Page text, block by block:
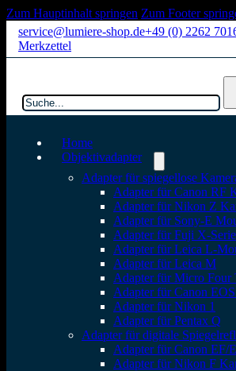
Zum Hauptinhalt springen Zum Footer
service@lumiere-shop.de+49 (0) 2262
Merkzettel
Home
Objektivadapter
Adapter für spiegellose
Adapter für Canon RF
Adapter für Nikon Z
Adapter für Sony-E
Adapter für Fuji X-
Adapter für Leica L-
Adapter für Leica M
Adapter für Micro Four
Adapter für Canon
Adapter für Nikon 1
Adapter für Pentax Q
Adapter für digitale
Adapter für Canon EF/
Adapter für Nikon F